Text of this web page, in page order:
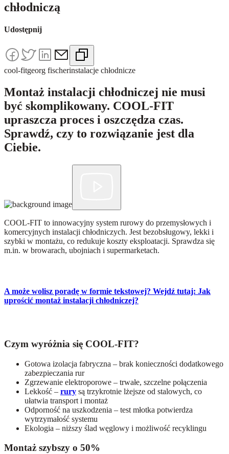
chłodniczą
Udostępnij
cool-fitgeorg fischerinstalacje chłodnicze
Montaż instalacji chłodniczej nie musi
być skomplikowany. COOL-FIT
upraszcza proces i oszczędza czas.
Sprawdź, czy to rozwiązanie jest dla
Ciebie.
COOL-FIT to innowacyjny system rurowy do przemysłowych i
komercyjnych instalacji chłodniczych. Jest bezobsługowy, lekki i
szybki w montażu, co redukuje koszty eksploatacji. Sprawdza się
m.in. w browarach, ubojniach i supermarketach.
A może wolisz poradę w formie tekstowej? Wejdź tutaj: Jak
uprościć montaż instalacji chłodniczej?
Czym wyróżnia się COOL-FIT?
Gotowa izolacja fabryczna – brak konieczności dodatkowego
zabezpieczania rur
Zgrzewanie elektroporowe – trwałe, szczelne połączenia
Lekkość – rury są trzykrotnie lżejsze od stalowych, co
ułatwia transport i montaż
Odporność na uszkodzenia – test młotka potwierdza
wytrzymałość systemu
Ekologia – niższy ślad węglowy i możliwość recyklingu
Montaż szybszy o 50%